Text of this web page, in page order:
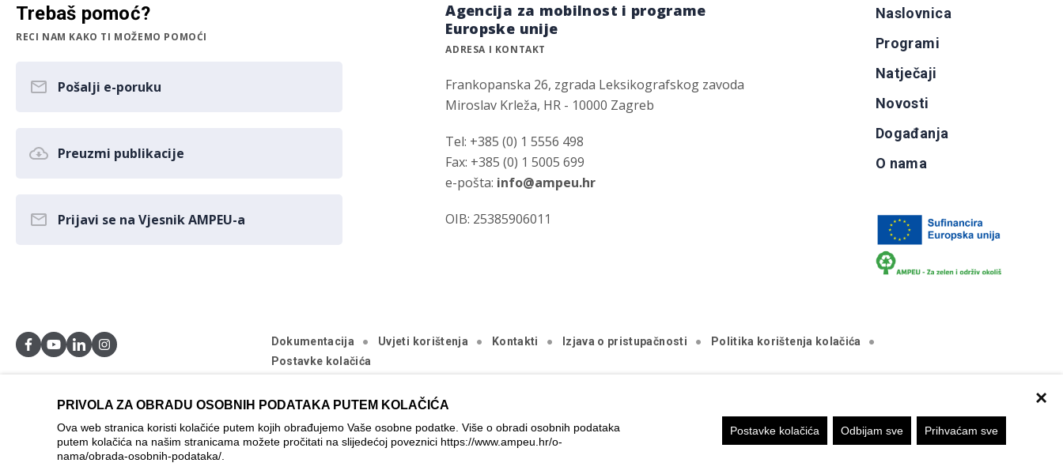
×
PRIVOLA ZA OBRADU OSOBNIH PODATAKA PUTEM KOLAČIĆA
Ova web stranica koristi kolačiće putem kojih obrađujemo Vaše osobne podatke. Više o obradi osobnih podataka
putem kolačića na našim stranicama možete pročitati na slijedećoj poveznici https://www.ampeu.hr/o-
nama/obrada-osobnih-podataka/
Postavke kolačića Odbijam sve Prihvaćam sve
Trebaš pomoć?
RECI NAM KAKO TI MOŽEMO POMOĆI
Pošalji e-poruku
Preuzmi publikacije
Prijavi se na Vjesnik AMPEU-a
Agencija za mobilnost i programe
Europske unije
ADRESA I KONTAKT
Frankopanska 26, zgrada Leksikografskog zavoda
Miroslav Krleža, HR - 10000 Zagreb
Tel: +385 (0) 1 5556 498
Fax: +385 (0) 1 5005 699
e-pošta: info@ampeu.hr
OIB: 25385906011
Naslovnica
Programi
Natječaji
Novosti
Događanja
O nama
Dokumentacija Uvjeti korištenja Kontakti Izjava o pristupačnosti
Politika korištenja kolačića
Postavke kolačića
Ova mrežna stranica je ostvarena uz financijsku potporu Europske komisije. Ona izražava isključivo stajalište autora mrežne stranice i Komisija
se ne može smatrati odgovornom pri upotrebi informacija koje se na njoj nalaze.